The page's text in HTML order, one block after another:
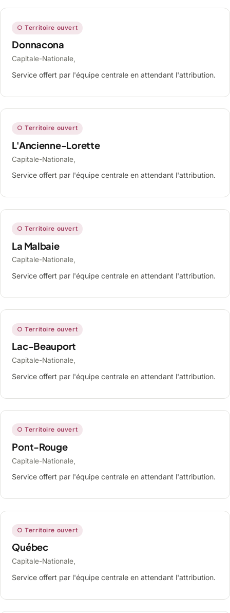
○ Territoire ouvert
Donnacona
Capitale-Nationale,
Service offert par l'équipe centrale en attendant l'attribution.
○ Territoire ouvert
L'Ancienne-Lorette
Capitale-Nationale,
Service offert par l'équipe centrale en attendant l'attribution.
○ Territoire ouvert
La Malbaie
Capitale-Nationale,
Service offert par l'équipe centrale en attendant l'attribution.
○ Territoire ouvert
Lac-Beauport
Capitale-Nationale,
Service offert par l'équipe centrale en attendant l'attribution.
○ Territoire ouvert
Pont-Rouge
Capitale-Nationale,
Service offert par l'équipe centrale en attendant l'attribution.
○ Territoire ouvert
Québec
Capitale-Nationale,
Service offert par l'équipe centrale en attendant l'attribution.